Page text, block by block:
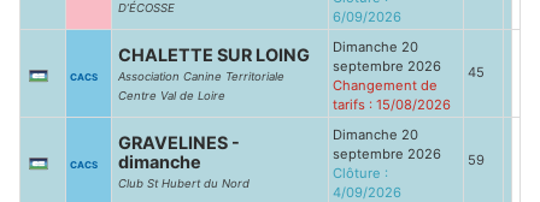
D’ÉCOSSE
6/09/2026
CACS
CHALETTE SUR LOING
Association Canine Territoriale
Centre Val de Loire
Dimanche 20
septembre 2026
Changement de
tarifs : 15/08/2026
45
CACS
GRAVELINES -
dimanche
Club St Hubert du Nord
Dimanche 20
septembre 2026
Clôture :
4/09/2026
59